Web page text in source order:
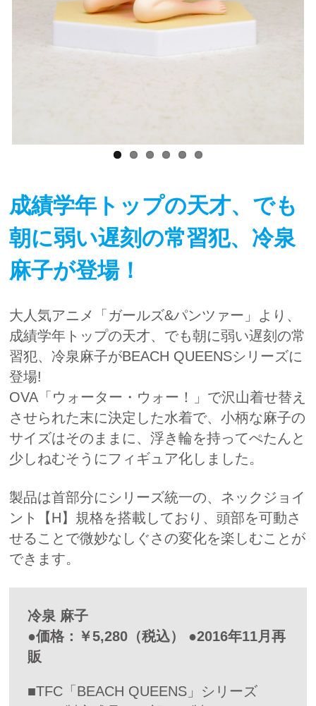
成績学年トップの天才、でも
朝に弱い遅刻の常習犯、冷泉
麻子が登場！
大人気アニメ「ガールズ&パンツァー」より、
成績学年トップの天才、でも朝に弱い遅刻の常
習犯、冷泉麻子がBEACH QUEENSシリーズに
登場!
OVA「ウォーター・ウォー！」で沢山着せ替え
させられた末に決定した水着で、小柄な麻子の
サイズはそのままに、浮き輪を持ってぺたんと
少しねむそうにフィギュア化しました。
製品は首部分にシリーズ統一の、ネックジョイ
ント【H】規格を搭載しており、頭部を可動さ
せることで微妙なしぐさの変化を楽しむことが
できます。
冷泉 麻子
●価格：￥5,280（税込） ●2016年11月再
販
■TFC「BEACH QUEENS」シリーズ